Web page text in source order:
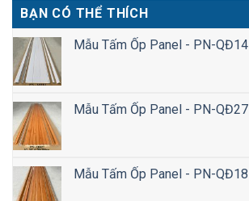
BẠN CÓ THỂ THÍCH
Mẫu Tấm Ốp Panel - PN-QĐ14
Mẫu Tấm Ốp Panel - PN-QĐ27
Mẫu Tấm Ốp Panel - PN-QĐ18